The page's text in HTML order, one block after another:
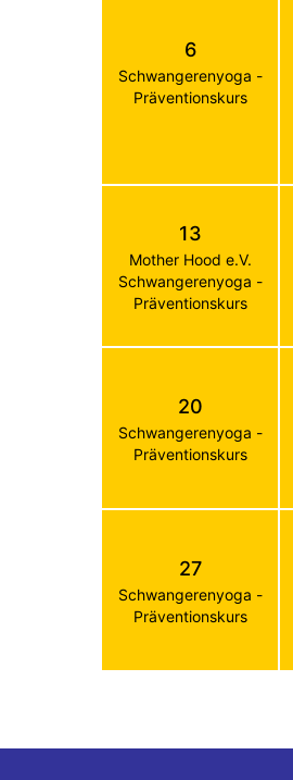
6
Schwangerenyoga -
Präventionskurs
13
Mother Hood e.V.
Schwangerenyoga -
Präventionskurs
20
Schwangerenyoga -
Präventionskurs
27
Schwangerenyoga -
Präventionskurs